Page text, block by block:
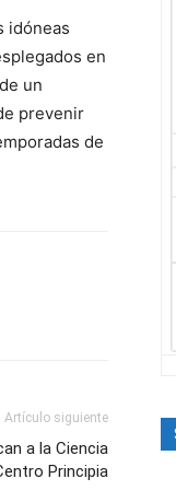
idóneas
en
un
prevenir
de
Artículo siguiente
a la Ciencia
Principia